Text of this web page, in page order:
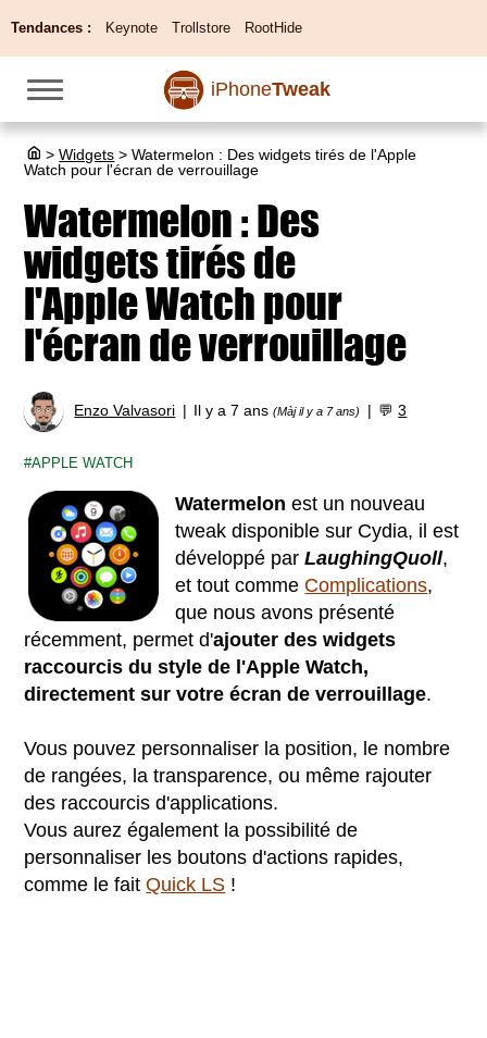
Tendances : Keynote Trollstore RootHide
iPhoneTweak
> Widgets > Watermelon : Des widgets tirés de l'Apple
Watch pour l'écran de verrouillage
Watermelon : Des
widgets tirés de
l'Apple Watch pour
l'écran de verrouillage
Enzo Valvasori Il y a 7 ans(Màj il y a 7 ans) 💬3
APPLE WATCH
Watermelon est un nouveau
tweak disponible sur Cydia, il est
développé parLaughingQuoll,
et tout comme Complications,
que nous avons présenté
récemment, permet d'ajouter des widgets
raccourcis du style de l'Apple Watch,
directement sur votre écran de verrouillage.
Vous pouvez personnaliser la position, le nombre
de rangées, la transparence, ou même rajouter
des raccourcis d'applications.
Vous aurez également la possibilité de
personnaliser les boutons d'actions rapides,
comme le faitQuick LS !